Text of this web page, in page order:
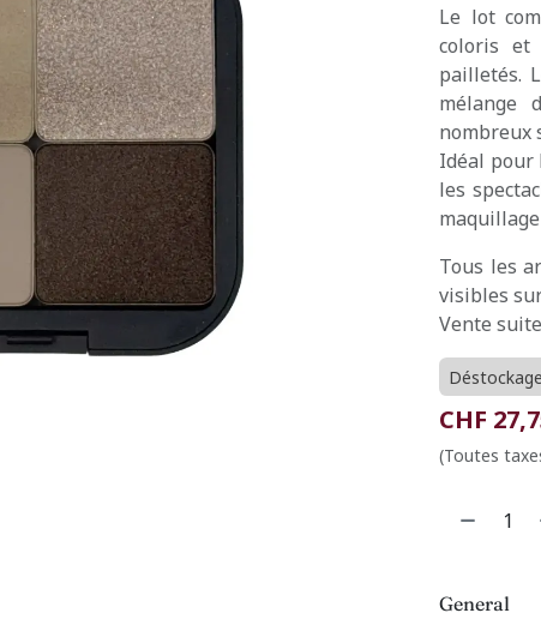
Le lot
coloris et
pailletés.
mélange
nombreux
Idéal pour
les
Tous les
visibles
Vente
Déstockage
CHF
(Toutes
General